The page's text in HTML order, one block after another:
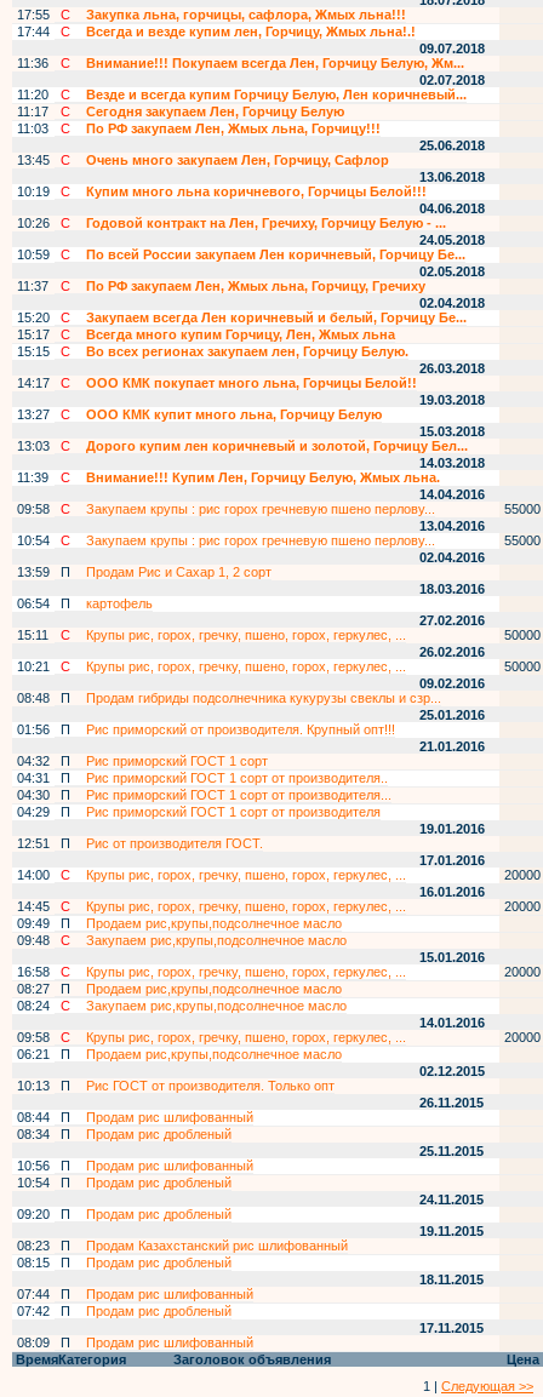
17:55
С
Закупка льна, горчицы, сафлора, Жмых льна!!!
17:44
С
Всегда и везде купим лен, Горчицу, Жмых льна!.!
09.07.2018
11:36
С
Внимание!!! Покупаем всегда Лен, Горчицу Белую, Жм...
02.07.2018
11:20
С
Везде и всегда купим Горчицу Белую, Лен коричневый...
11:17
С
Сегодня закупаем Лен, Горчицу Белую
11:03
С
По РФ закупаем Лен, Жмых льна, Горчицу!!!
25.06.2018
13:45
С
Очень много закупаем Лен, Горчицу, Сафлор
13.06.2018
10:19
С
Купим много льна коричневого, Горчицы Белой!!!
04.06.2018
10:26
С
Годовой контракт на Лен, Гречиху, Горчицу Белую - ...
24.05.2018
10:59
С
По всей России закупаем Лен коричневый, Горчицу Бе...
02.05.2018
11:37
С
По РФ закупаем Лен, Жмых льна, Горчицу, Гречиху
02.04.2018
15:20
С
Закупаем всегда Лен коричневый и белый, Горчицу Бе...
15:17
С
Всегда много купим Горчицу, Лен, Жмых льна
15:15
С
Во всех регионах закупаем лен, Горчицу Белую.
26.03.2018
14:17
С
ООО КМК покупает много льна, Горчицы Белой!!
19.03.2018
13:27
С
ООО КМК купит много льна, Горчицу Белую
15.03.2018
13:03
С
Дорого купим лен коричневый и золотой, Горчицу Бел...
14.03.2018
11:39
С
Внимание!!! Купим Лен, Горчицу Белую, Жмых льна.
14.04.2016
09:58
С Закупаем крупы : рис горох гречневую пшено перлову...
55000
13.04.2016
10:54
С Закупаем крупы : рис горох гречневую пшено перлову...
55000
02.04.2016
13:59
П
Продам Рис и Сахар 1, 2 сорт
18.03.2016
06:54
П
картофель
27.02.2016
15:11
С Крупы рис, горох, гречку, пшено, горох, геркулес, ...
50000
26.02.2016
10:21
С Крупы рис, горох, гречку, пшено, горох, геркулес, ...
50000
09.02.2016
08:48
П
Продам гибриды подсолнечника кукурузы свеклы и сзр...
25.01.2016
01:56
П
Рис приморский от производителя. Крупный опт!!!
21.01.2016
04:32
П
Рис приморский ГОСТ 1 сорт
04:31
П
Рис приморский ГОСТ 1 сорт от производителя..
04:30
П
Рис приморский ГОСТ 1 сорт от производителя...
04:29
П
Рис приморский ГОСТ 1 сорт от производителя
19.01.2016
12:51
П
Рис от производителя ГОСТ.
17.01.2016
14:00
С Крупы рис, горох, гречку, пшено, горох, геркулес, ...
20000
16.01.2016
14:45
С Крупы рис, горох, гречку, пшено, горох, геркулес, ...
20000
09:49
П
Продаем рис,крупы,подсолнечное масло
09:48
С
Закупаем рис,крупы,подсолнечное масло
15.01.2016
16:58
С Крупы рис, горох, гречку, пшено, горох, геркулес, ...
20000
08:27
П
Продаем рис,крупы,подсолнечное масло
08:24
С
Закупаем рис,крупы,подсолнечное масло
14.01.2016
09:58
С Крупы рис, горох, гречку, пшено, горох, геркулес, ...
20000
06:21
П
Продаем рис,крупы,подсолнечное масло
02.12.2015
10:13
П
Рис ГОСТ от производителя. Только опт
26.11.2015
08:44
П
Продам рис шлифованный
08:34
П
Продам рис дробленый
25.11.2015
10:56
П
Продам рис шлифованный
10:54
П
Продам рис дробленый
24.11.2015
09:20
П
Продам рис дробленый
19.11.2015
08:23
П
Продам Казахстанский рис шлифованный
08:15
П
Продам рис дробленый
18.11.2015
07:44
П
Продам рис шлифованный
07:42
П
Продам рис дробленый
17.11.2015
08:09
П
Продам рис шлифованный
ВремяКатегория Заголовок объявления
Цена
1 | Следующая >>